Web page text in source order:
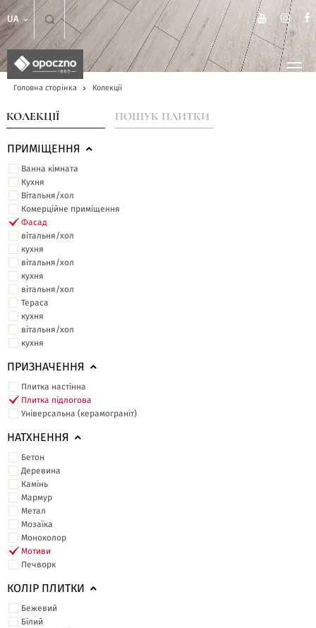
UA
Головна сторінка Колекції
КОЛЕКЦІЇ ПОШУК ПЛИТКИ
ПРИМІЩЕННЯ
Ванна кімната
Кухня
Вітальня/хол
Комерційне приміщення
Фасад
вітальня/хол
кухня
вітальня/хол
кухня
вітальня/хол
Тераса
кухня
вітальня/хол
кухня
ПРИЗНАЧЕННЯ
Плитка настінна
Плитка підлогова
Універсальна (керамограніт)
НАТХНЕННЯ
Бетон
Деревина
Камінь
Мармур
Метал
Мозаїка
Моноколор
Мотиви
Печворк
КОЛІР ПЛИТКИ
Бежевий
Білий